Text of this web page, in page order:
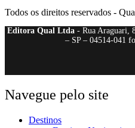
Todos os direitos reservados -
Editora Qual Ltda- Rua Araguari,
– SP – 04514-041
Navegue pelo site
Destinos